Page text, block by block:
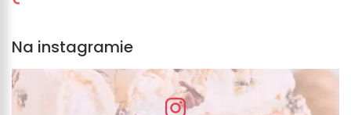
Na instagramie